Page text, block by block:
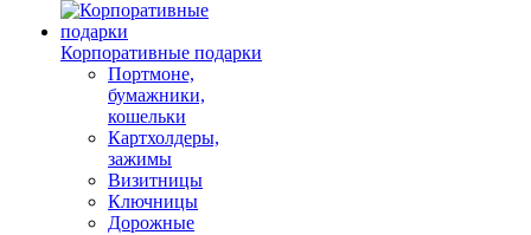
Корпоративные подарки
Портмоне,
бумажники,
кошельки
Картхолдеры,
зажимы
Визитницы
Ключницы
Дорожные